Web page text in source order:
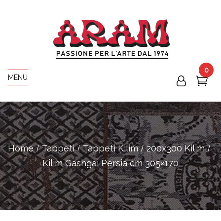
MENU
0
Home Tappeti Tappeti Kilim
200x300 Kilim
Kilim Gashgai Persia cm 305×170